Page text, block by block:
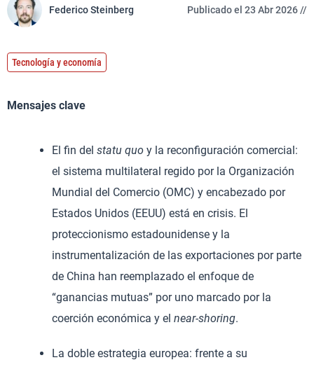
Federico Steinberg Publicado el 23 Abr 2026 //
Tecnología y economía
Mensajes clave
El fin del statu quo y la reconfiguración comercial:
el sistema multilateral regido por la Organización
Mundial del Comercio (OMC) y encabezado por
Estados Unidos (EEUU) está en crisis. El
proteccionismo estadounidense y la
instrumentalización de las exportaciones por parte
de China han reemplazado el enfoque de
“ganancias mutuas” por uno marcado por la
coerción económica y el near-shoring.
La doble estrategia europea: frente a su